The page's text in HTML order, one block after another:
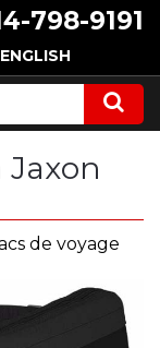
798-9191
ENGLISH
Jaxon
de voyage